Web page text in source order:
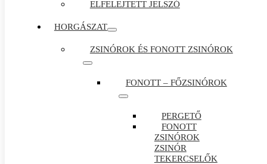
ELFELEJTETT JELSZÓ
HORGÁSZAT
ZSINÓROK ÉS FONOTT ZSINÓROK
FONOTT – FŐZSINÓROK
PERGETŐ
FONOTT
ZSINÓROK
ZSINÓR
TEKERCSELŐK